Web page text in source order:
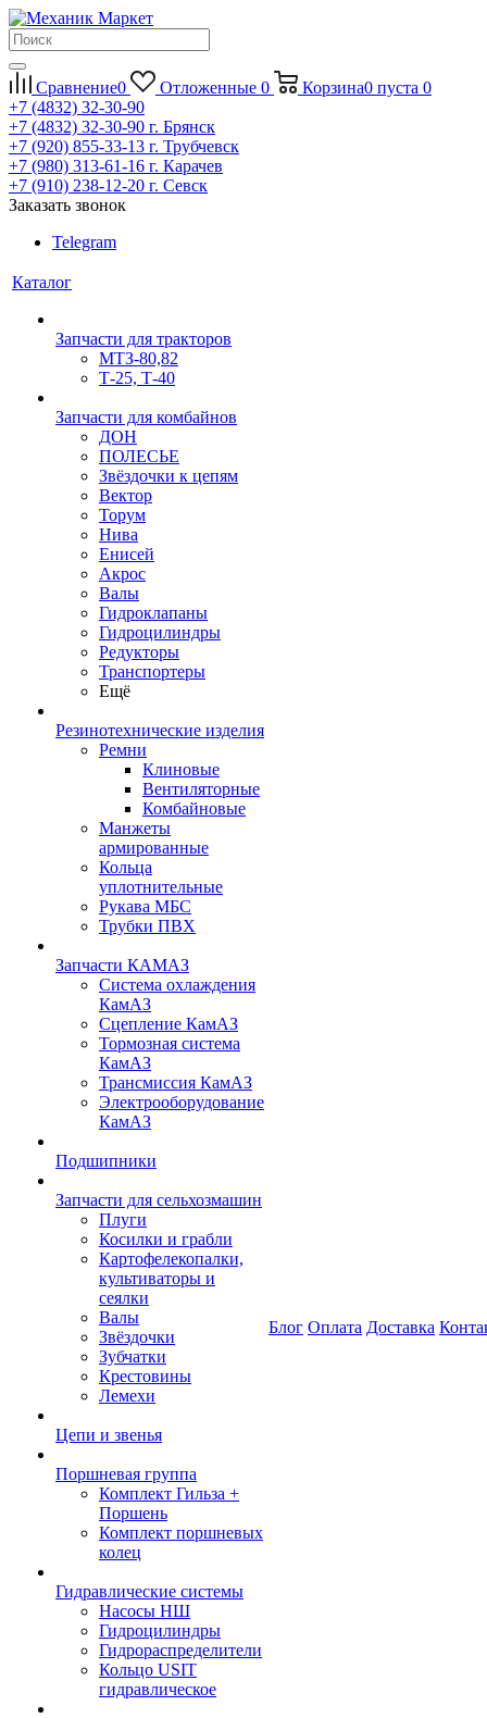
Сравнение0 Отложенные 0 Корзина0 пуста 0
+7 (4832) 32-30-90
+7 (4832) 32-30-90 г. Брянск
+7 (920) 855-33-13 г. Трубчевск
+7 (980) 313-61-16 г. Карачев
+7 (910) 238-12-20 г. Севск
Заказать звонок
Telegram
Каталог
Запчасти для тракторов
МТЗ-80,82
Т-25, Т-40
Запчасти для комбайнов
ДОН
ПОЛЕСЬЕ
Звёздочки к цепям
Вектор
Торум
Нива
Енисей
Акрос
Валы
Гидроклапаны
Гидроцилиндры
Редукторы
Транспортеры
Ещё
Резинотехнические изделия
Ремни
Клиновые
Вентиляторные
Комбайновые
Манжеты
армированные
Кольца
уплотнительные
Рукава МБС
Трубки ПВХ
Запчасти КАМАЗ
Система охлаждения
КамАЗ
Сцепление КамАЗ
Тормозная система
КамАЗ
Трансмиссия КамАЗ
Электрооборудование
КамАЗ
Подшипники
Запчасти для сельхозмашин
Плуги
Косилки и грабли
Картофелекопалки,
культиваторы и
сеялки
Валы
Звёздочки
Зубчатки
Крестовины
Лемехи
Цепи и звенья
Поршневая группа
Комплект Гильза +
Поршень
Комплект поршневых
колец
Гидравлические системы
Насосы НШ
Гидроцилиндры
Гидрораспределители
Кольцо USIT
гидравлическое
Блог Оплата Доставка